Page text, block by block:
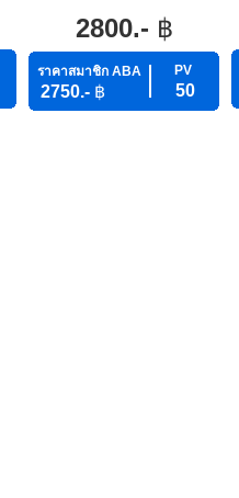
2800.- ฿
ราคาสมาชิก ABA PV
2750.- ฿ 50